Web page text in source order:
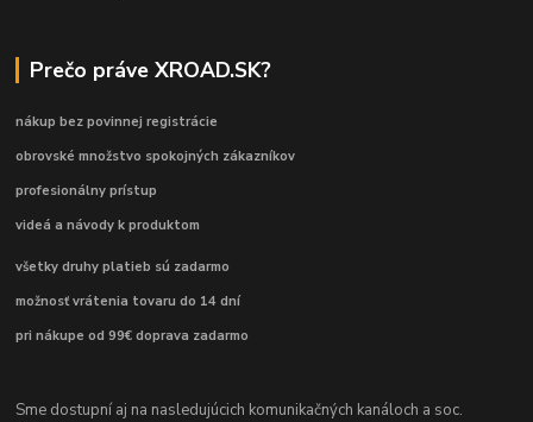
Prečo práve XROAD.SK?
nákup bez povinnej registrácie
obrovské množstvo spokojných zákazníkov
profesionálny prístup
videá a návody k produktom
všetky druhy platieb sú zadarmo
možnosť vrátenia tovaru do 14 dní
pri nákupe od 99€ doprava zadarmo
Sme dostupní aj na nasledujúcich komunikačných kanáloch a soc.